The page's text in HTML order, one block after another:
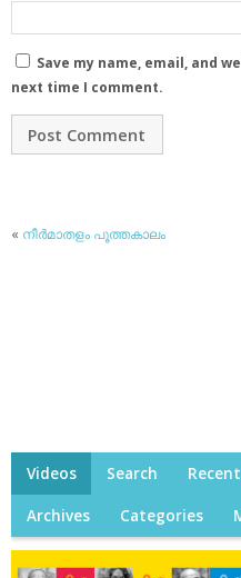
Save my name, email, and
next time I comment.
« നീര്‍മാതളം പൂത്തകാലം
Videos Search
Archives Categories